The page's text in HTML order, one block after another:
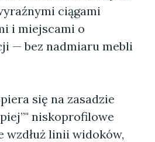
ciągami
i miejscami o
— bez nadmiaru mebli
się na zasadzie
niskoprofilowe
wzdłuż linii widoków,